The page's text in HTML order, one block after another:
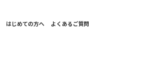
はじめての方へ よくあるご質問